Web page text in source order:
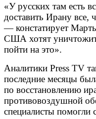
«У русских там есть
доставить Ирану
— констатирует
США хотят
пойти на это».
Аналитики Press TV
последние месяцы
по восстановлению
противовоздушной
специалисты помогли